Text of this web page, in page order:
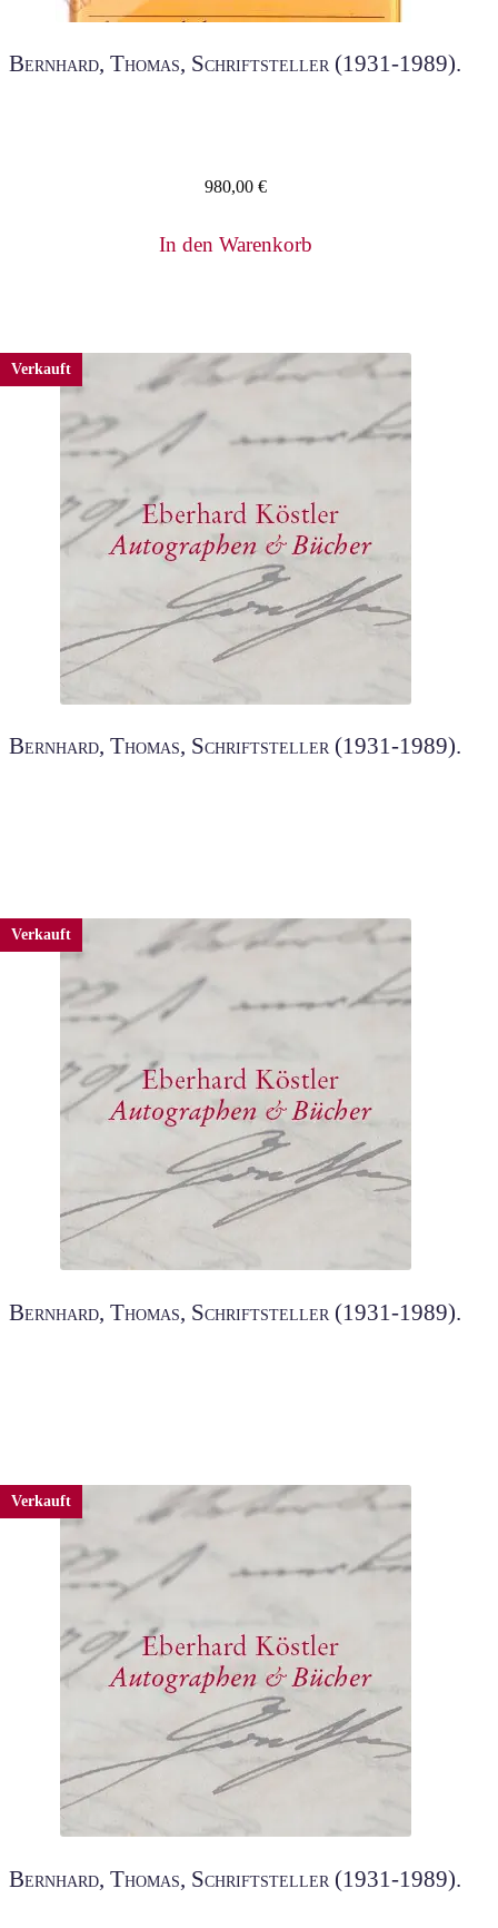
Bernhard, Thomas, Schriftsteller (1931-1989).
980,00 €
In den Warenkorb
Verkauft
Bernhard, Thomas, Schriftsteller (1931-1989).
Verkauft
Bernhard, Thomas, Schriftsteller (1931-1989).
Verkauft
Bernhard, Thomas, Schriftsteller (1931-1989).